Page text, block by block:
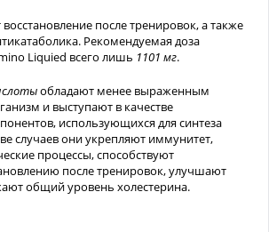
восстановление после тренировок, а также
Рекомендуемая доза
Liquied всего лишь 1101 мг.
обладают менее выраженным
и выступают в качестве
использующихся для синтеза
случаев они укрепляют иммунитет,
процессы, способствуют
после тренировок, улучшают
общий уровень холестерина.